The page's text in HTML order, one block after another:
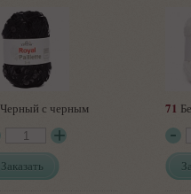
Черный с черным
Заказать
71